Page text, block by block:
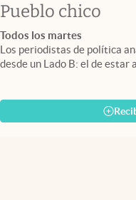
Pueblo chico
Todos los martes
Los periodistas de política
desde un Lado B: el de estar